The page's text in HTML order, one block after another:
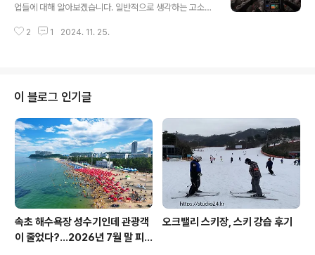
심 전력으로 자리 잡았으며, 다양한 전투 임무에 투입되었
리고 실제 작전에서의 성과를 알아보는 데 필수적입니다.
업들에 대해 알아보겠습니다. 일반적으로 생각하는 고소
해 높은 수입을 올리는 직업들이 존재합니다. 이러한 직업
합니다. 이 직업은 높은 스트레스와 막중한 책임감을 요구
하지만, 그에 상응하는 높은 급여를 받습니다. 주요 업무 : -
항공기 이동 경로 지시 및 조정 - 비행 정보 제공 - 비상 상
황 대처 연봉 : 항공관제사 평균 연봉은 약 7,000만원에서
1억원 사이입니다.경력이 쌓일수록 더 높은 연봉을 받을 수
있습니다. 2. 쓰..
2 1 2024. 11. 25.
이 블로그 인기글
속초 해수욕장 성수기인데 관광객
이 줄었다?…2026년 7월 말 피
오크밸리 스키장, 스키 강습 후기